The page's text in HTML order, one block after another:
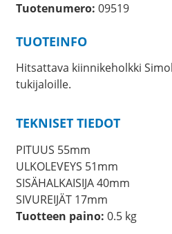
Tuotenumero: 09519
TUOTEINFO
Hitsattava kiinnikeholkki
tukijaloille.
TEKNISET TIEDOT
PITUUS 55mm
ULKOLEVEYS 51mm
SISÄHALKAISIJA 40mm
SIVUREIJÄT 17mm
Tuotteen paino: 0.5 kg